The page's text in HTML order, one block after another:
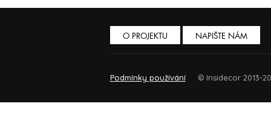
O PROJEKTU NAPIŠTE NÁM
Podmínky používání © Insidecor 2013-